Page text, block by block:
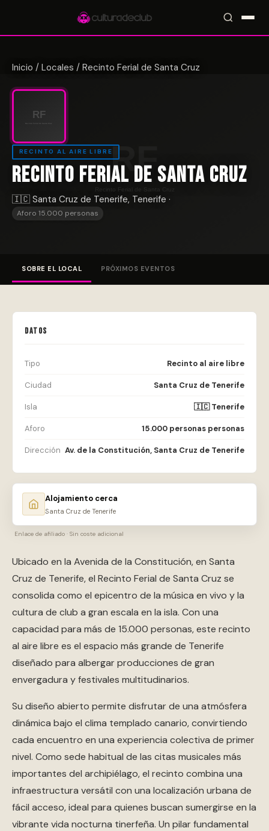
Inicio / Locales / Recinto Ferial de Santa Cruz
RECINTO AL AIRE LIBRE
RECINTO FERIAL DE SANTA CRUZ
🇮🇨 Santa Cruz de Tenerife, Tenerife ·
Aforo 15.000 personas
SOBRE EL LOCAL PRÓXIMOS EVENTOS
Ubicado en la Avenida de la Constitución, en Santa
Cruz de Tenerife, el Recinto Ferial de Santa Cruz se
consolida como el epicentro de la música en vivo y la
cultura de club a gran escala en la isla. Con una
capacidad para más de 15.000 personas, este recinto
al aire libre es el espacio más grande de Tenerife
diseñado para albergar producciones de gran
envergadura y festivales multitudinarios.
Su diseño abierto permite disfrutar de una atmósfera
dinámica bajo el clima templado canario, convirtiendo
cada encuentro en una experiencia colectiva de primer
nivel. Como sede habitual de las citas musicales más
importantes del archipiélago, el recinto combina una
infraestructura versátil con una localización urbana de
fácil acceso, ideal para quienes buscan sumergirse en la
vibrante vida nocturna tinerfeña. Un pilar fundamental
DATOS
Tipo Recinto al aire libre
Ciudad Santa Cruz de Tenerife
Isla 🇮🇨 Tenerife
Aforo 15.000 personas personas
Dirección Av. de la Constitución, Santa Cruz de Tenerife
Alojamiento cerca
Santa Cruz de Tenerife
Enlace de afiliado · Sin coste adicional